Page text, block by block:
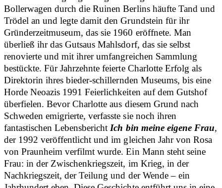
Bollerwagen durch die Ruinen Berlins häufte Tand und
Trödel an und legte damit den Grundstein für ihr
Gründerzeitmuseum, das sie 1960 eröffnete. Man
überließ ihr das Gutsaus Mahlsdorf, das sie selbst
renovierte und mit ihrer umfangreichen Sammlung
bestückte. Für Jahrzehnte feierte Charlotte Erfolg als
Direktorin ihres bieder-schillernden Museums, bis eine
Horde Neoazis 1991 Feierlichkeiten auf dem Gutshof
überfielen. Bevor Charlotte aus diesem Grund nach
Schweden emigrierte, verfasste sie noch ihren
fantastischen Lebensbericht Ich bin meine eigene Frau,
der 1992 veröffentlicht und im gleichen Jahr von Rosa
von Praunheim verfilmt wurde. Ein Mann steht seine
Frau: in der Zwischenkriegszeit, im Krieg, in der
Nachkriegszeit, der Teilung und der Wende – ein